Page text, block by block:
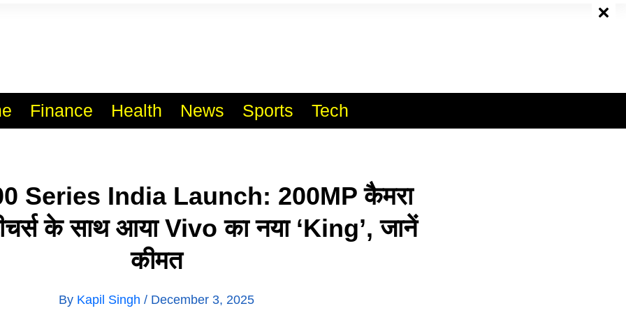
Finance Health News Sports Tech
Series India Launch: 200MP कैमरा
के साथ आया Vivo का नया ‘King’, जानें
कीमत
By Kapil Singh / December 3, 2025